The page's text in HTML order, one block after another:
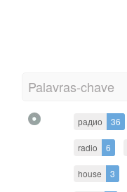
Palavras-chave
радио 36
radio 6
house 3